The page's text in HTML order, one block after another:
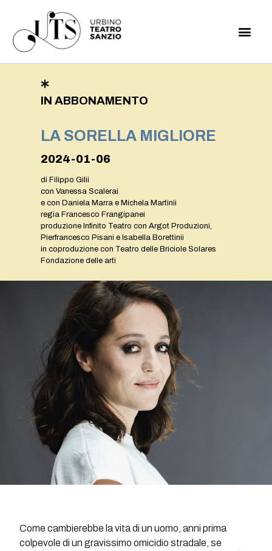
IN ABBONAMENTO
LA SORELLA MIGLIORE
2024-01-06
di Filippo Gilii
con Vanessa Scalerai
e con Daniela Marra e Michela Martinii
regia Francesco Frangipanei
produzione Infinito Teatro con Argot Produzioni,
Pierfrancesco Pisani e Isabella Borettinii
in coproduzione con Teatro delle Briciole Solares
Fondazione delle arti
Come cambierebbe la vita di un uomo, anni prima
colpevole di un gravissimo omicidio stradale, se